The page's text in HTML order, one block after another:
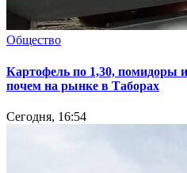
Общество
Картофель по 1,30, помидоры
почем на рынке в Таборах
Сегодня, 16:54